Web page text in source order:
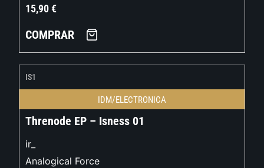
15,90€
COMPRAR
IS1
IDM/ELECTRONICA
Threnode EP – Isness 01
ir_
Analogical Force